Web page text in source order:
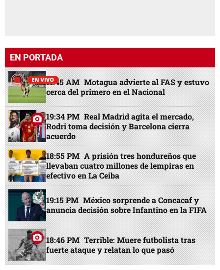
EN PORTADA
11:45 AM Motagua advierte al FAS y estuvo
cerca del primero en el Nacional
19:34 PM Real Madrid agita el mercado,
Rodri toma decisión y Barcelona cierra
acuerdo
18:55 PM A prisión tres hondureños que
llevaban cuatro millones de lempiras en
efectivo en La Ceiba
19:15 PM México sorprende a Concacaf y
anuncia decisión sobre Infantino en la FIFA
18:46 PM Terrible: Muere futbolista tras
fuerte ataque y relatan lo que pasó